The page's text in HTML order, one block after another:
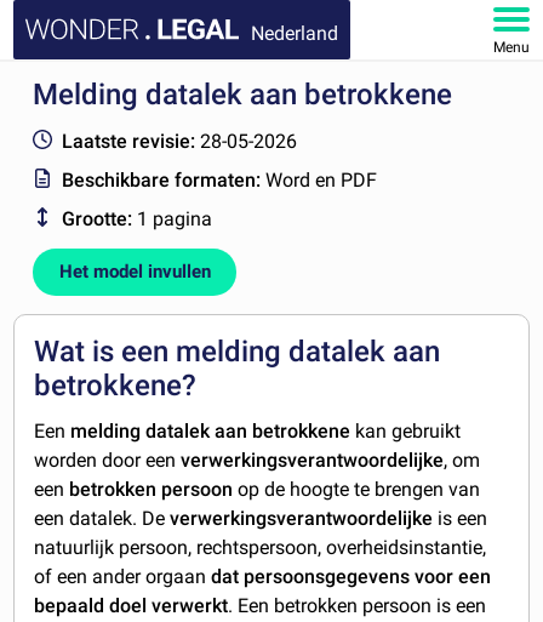
Nederland
Menu
HOME
DOCUMENTEN
FAQ
MIJN ACCOUNT
Melding datalek aan betrokkene
Laatste revisie: 28-05-2026
Beschikbare formaten:Word en PDF
Grootte: 1 pagina
Het model invullen
Wat is een melding datalek aan
betrokkene?
Een melding datalek aan betrokkene kan gebruikt
worden door eenverwerkingsverantwoordelijke, om
een betrokken persoon op de hoogte te brengen van
een datalek. Deverwerkingsverantwoordelijke is een
natuurlijk persoon, rechtspersoon, overheidsinstantie,
of een ander orgaandat persoonsgegevens voor een
bepaald doel verwerkt. Een betrokken persoon is een